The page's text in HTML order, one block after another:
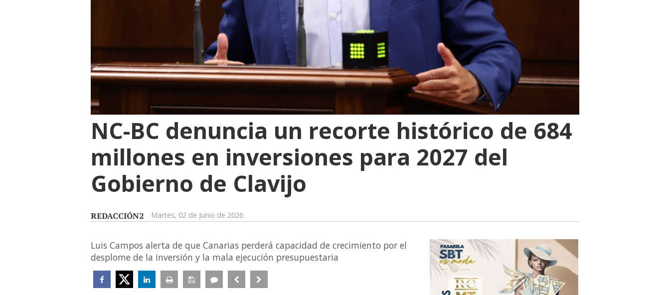
NC-BC denuncia un recorte histórico de 684
millones en inversiones para 2027 del
Gobierno de Clavijo
REDACCIÓN2 Martes, 02 de Junio de 2026
Luis Campos alerta de que Canarias perderá capacidad de crecimiento por el
desplome de la inversión y la mala ejecución presupuestaria